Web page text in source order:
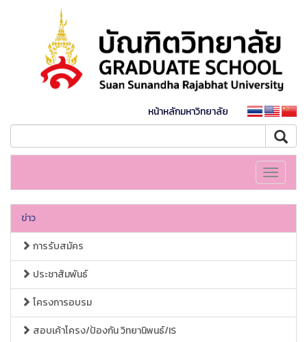
หน้าหลักมหาวิทยาลัย
Toggle
ข่าว
การรับสมัคร
ประชาสัมพันธ์
โครงการอบรม
สอบเค้าโครง/ป้องกัน วิทยานิพนธ์/IS